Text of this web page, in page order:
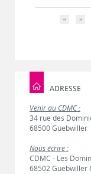
ADRESSE
Venir au CDMC :
34 rue des
68500 Guebwiller
Nous écrire :
CDMC - Les
68502 Guebwiller